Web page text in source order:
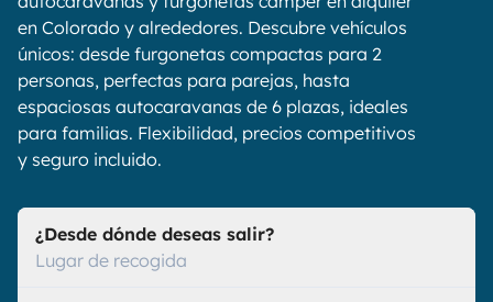
en Colorado y alrededores. Descubre vehículos
únicos: desde furgonetas compactas para 2
personas, perfectas para parejas, hasta
espaciosas autocaravanas de 6 plazas, ideales
para familias. Flexibilidad, precios competitivos
y seguro incluido.
¿Desde dónde deseas salir?
Lugar de recogida